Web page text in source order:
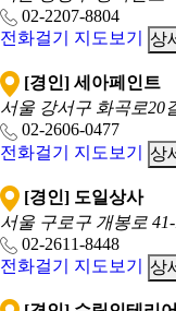
02-2207-8804
전화걸기
지도보기 상
[경인] 세아페인트
서울 강서구 화곡로20
02-2606-0477
전화걸기
지도보기 상
[경인] 도일상사
서울 구로구 개봉로 41-
02-2611-8448
전화걸기
지도보기 상